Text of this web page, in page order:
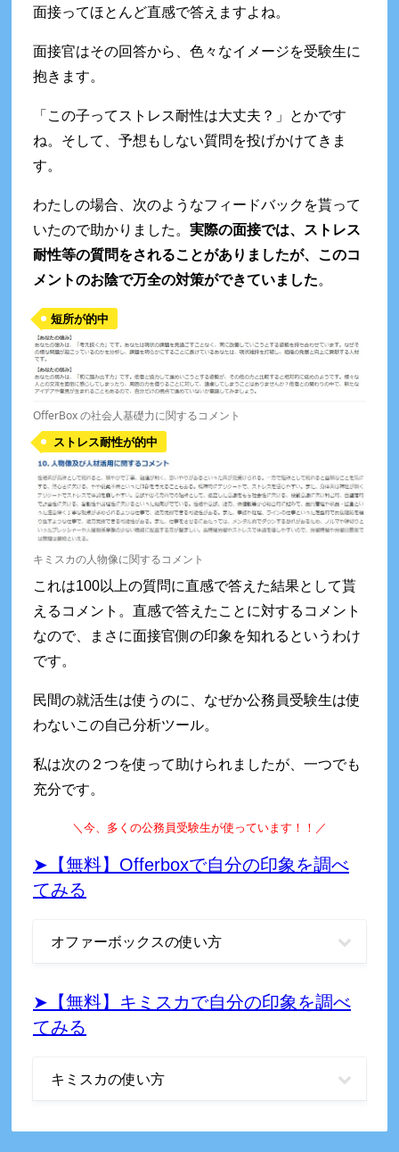
面接ってほとんど直感で答えますよね。
面接官はその回答から、色々なイメージを受験生に
抱きます。
「この子ってストレス耐性は大丈夫？」とかです
ね。そして、予想もしない質問を投げかけてきま
す。
わたしの場合、次のようなフィードバックを貰って
いたので助かりました。 実際の面接では、ストレス
耐性等の質問をされることがありましたが、このコ
メントのお陰で万全の対策ができていました
短所が的中
OfferBox の社会人基礎力に関するコメント
ストレス耐性が的中
キミスカの人物像に関するコメント
これは100以上の質問に直感で答えた結果として貰
えるコメント。直感で答えたことに対するコメント
なので、まさに面接官側の印象を知れるというわけ
です。
民間の就活生は使うのに、なぜか公務員受験生は使
わないこの自己分析ツール。
私は次の２つを使って助けられましたが、一つでも
充分です。
＼ 今、多くの公務員受験生が使っています！！ ／
➤【無料】Offerboxで自分の印象を調べ
てみる
オファーボックスの使い方
➤【無料】キミスカで自分の印象を調べ
てみる
キミスカの使い方